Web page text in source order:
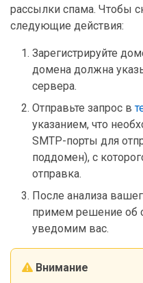
рассылки спама. Чтобы
следующие действия:
Зарегистрируйте
домена должна
сервера.
Отправьте запрос в
указанием, что
SMTP-порты для
поддомен), с
отправка.
После анализа
примем решение об
уведомим вас.
Внимание